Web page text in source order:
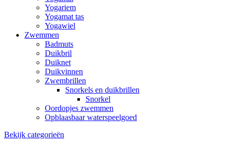
Yogariem
Yogamat tas
Yogawiel
Zwemmen
Badmuts
Duikbril
Duiknet
Duikvinnen
Zwembrillen
Snorkels en duikbrillen
Snorkel
Oordopjes zwemmen
Opblaasbaar waterspeelgoed
Bekijk categorieën